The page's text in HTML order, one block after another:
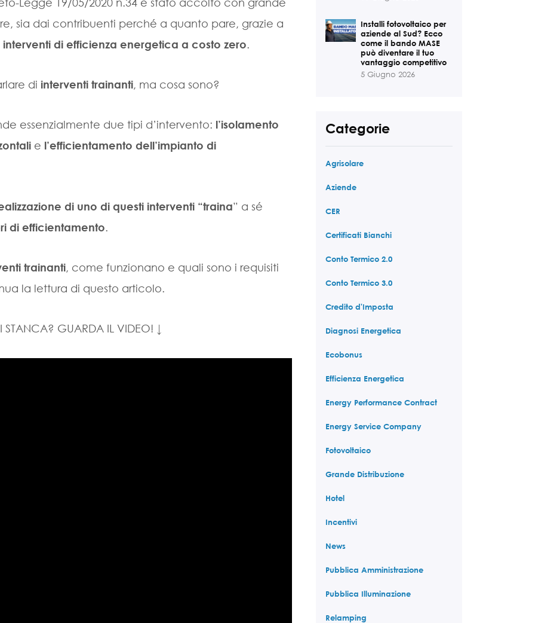
sia dai contribuenti perché a quanto pare, grazie a
interventi di efficienza energetica a costo zero.
di interventi trainanti, ma cosa sono?
essenzialmente due tipi d’intervento: l’isolamento
e l’efficientamento dell’impianto di
di uno di questi interventi “traina” a sé
di efficientamento.
trainanti, come funzionano e quali sono i requisiti
la lettura di questo articolo.
STANCA? GUARDA IL VIDEO! ↓
Installi fotovoltaico per
aziende al Sud? Ecco
come il bando MASE
può diventare il tuo
vantaggio competitivo
5 Giugno 2026
Categorie
Agrisolare
Aziende
CER
Certificati Bianchi
Conto Termico 2.0
Conto Termico 3.0
Credito d'Imposta
Diagnosi Energetica
Ecobonus
Efficienza Energetica
Energy Performance Contract
Energy Service Company
Fotovoltaico
Grande Distribuzione
Hotel
Incentivi
News
Pubblica Amministrazione
Pubblica Illuminazione
Relamping